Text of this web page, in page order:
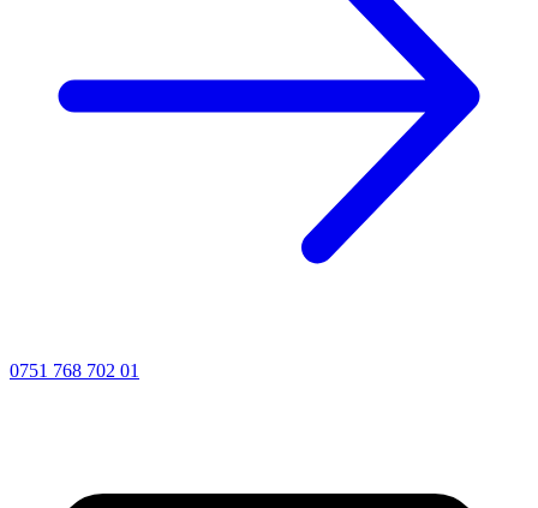
0751 768 702 01